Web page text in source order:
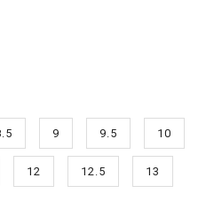
9 9.5 10
12 12.5 13